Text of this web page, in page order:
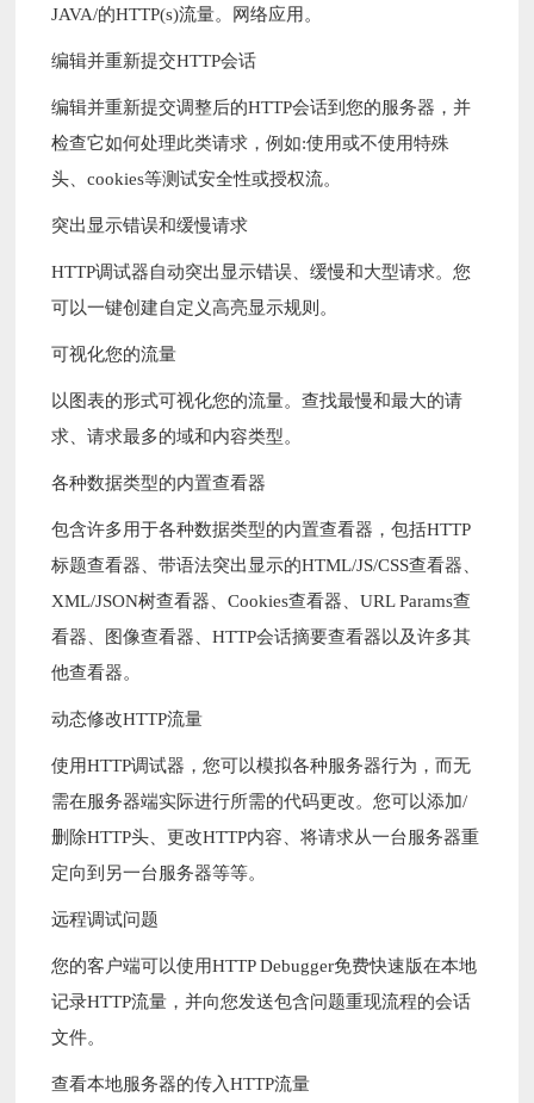
JAVA/的HTTP(s)流量。网络应用。
编辑并重新提交HTTP会话
编辑并重新提交调整后的HTTP会话到您的服务器，并
检查它如何处理此类请求，例如:使用或不使用特殊
头、cookies等测试安全性或授权流。
突出显示错误和缓慢请求
HTTP调试器自动突出显示错误、缓慢和大型请求。您
可以一键创建自定义高亮显示规则。
可视化您的流量
以图表的形式可视化您的流量。查找最慢和最大的请
求、请求最多的域和内容类型。
各种数据类型的内置查看器
包含许多用于各种数据类型的内置查看器，包括HTTP
标题查看器、带语法突出显示的HTML/JS/CSS查看器、
XML/JSON树查看器、Cookies查看器、URL Params查
看器、图像查看器、HTTP会话摘要查看器以及许多其
他查看器。
动态修改HTTP流量
使用HTTP调试器，您可以模拟各种服务器行为，而无
需在服务器端实际进行所需的代码更改。您可以添加/
删除HTTP头、更改HTTP内容、将请求从一台服务器重
定向到另一台服务器等等。
远程调试问题
您的客户端可以使用HTTP Debugger免费快速版在本地
记录HTTP流量，并向您发送包含问题重现流程的会话
文件。
查看本地服务器的传入HTTP流量